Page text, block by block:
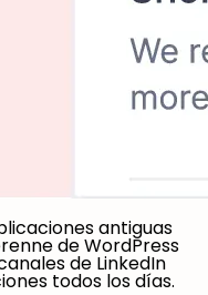
antiguas
de WordPress
de LinkedIn
todos los días.